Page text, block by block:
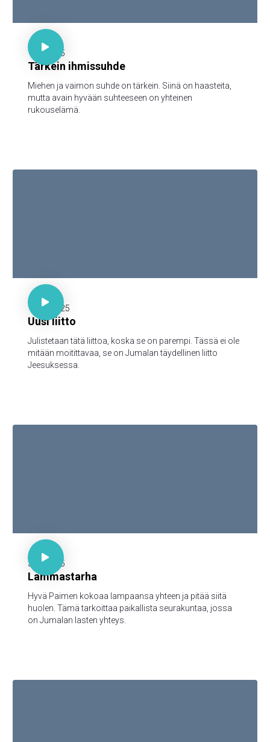
30 minuuttia

1.12.2025
Tärkein ihmissuhde
Miehen ja vaimon suhde on tärkein. Siinä on haasteita,
mutta avain hyvään suhteeseen on yhteinen
rukouselämä.
30 minuuttia

17.11.2025
Uusi liitto
Julistetaan tätä liittoa, koska se on parempi. Tässä ei ole
mitään moitittavaa, se on Jumalan täydellinen liitto
Jeesuksessa.
30 minuuttia

3.11.2025
Lammastarha
Hyvä Paimen kokoaa lampaansa yhteen ja pitää siitä
huolen. Tämä tarkoittaa paikallista seurakuntaa, jossa
on Jumalan lasten yhteys.